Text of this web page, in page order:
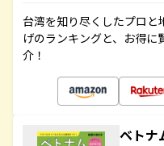
台湾を知り尽くしたプロと
げのランキングと、お得
介！
ベトナ